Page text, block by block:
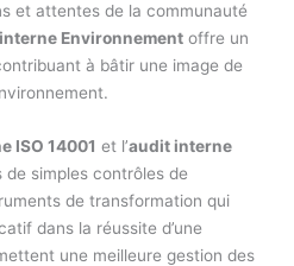
et attentes de la communauté
Environnement offre un
à bâtir une image de
ISO 14001 et l’audit interne
de simples contrôles de
de transformation qui
dans la réussite d’une
une meilleure gestion des